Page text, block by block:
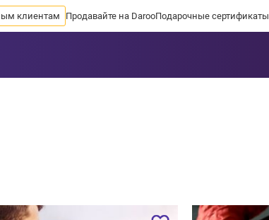
клиентам Продавайте на DarooПодарочные сертификаты